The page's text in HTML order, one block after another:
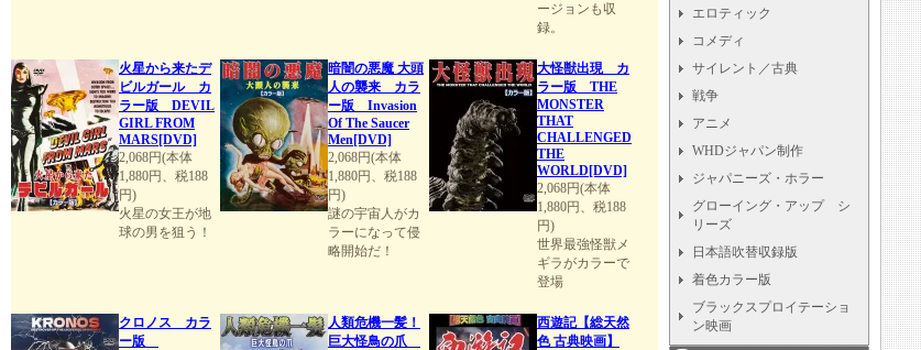
ージョンも収
録。
火星から来たデ
ビルガール カ
ラー版 DEVIL
GIRL FROM
MARS[DVD]
2,068円(本体
1,880円、税188
円)
火星の女王が地
球の男を狙う！
暗闇の悪魔 大頭
人の襲来 カラ
ー版 Invasion
Of The Saucer
Men[DVD]
2,068円(本体
1,880円、税188
円)
謎の宇宙人がカ
ラーになって侵
略開始だ！
大怪獣出現 カ
ラー版 THE
MONSTER
THAT
CHALLENGED
THE
WORLD[DVD]
2,068円(本体
1,880円、税188
円)
世界最強怪獣メ
ギラがカラーで
登場
クロノス カラ
ー版
人類危機一髪！
巨大怪鳥の爪
西遊記【総天然
色 古典映画】
エロティック
コメディ
サイレント／古典
戦争
アニメ
WHDジャパン制作
ジャパニーズ・ホラー
グローイング・アップ シ
リーズ
日本語吹替収録版
着色カラー版
ブラックスプロイテーショ
ン映画